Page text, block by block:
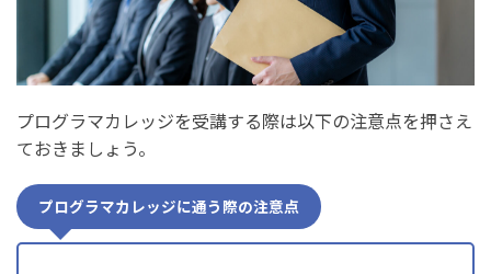
プログラマカレッジを受講する際は以下の注意点を押さえ
ておきましょう。
プログラマカレッジに通う際の注意点